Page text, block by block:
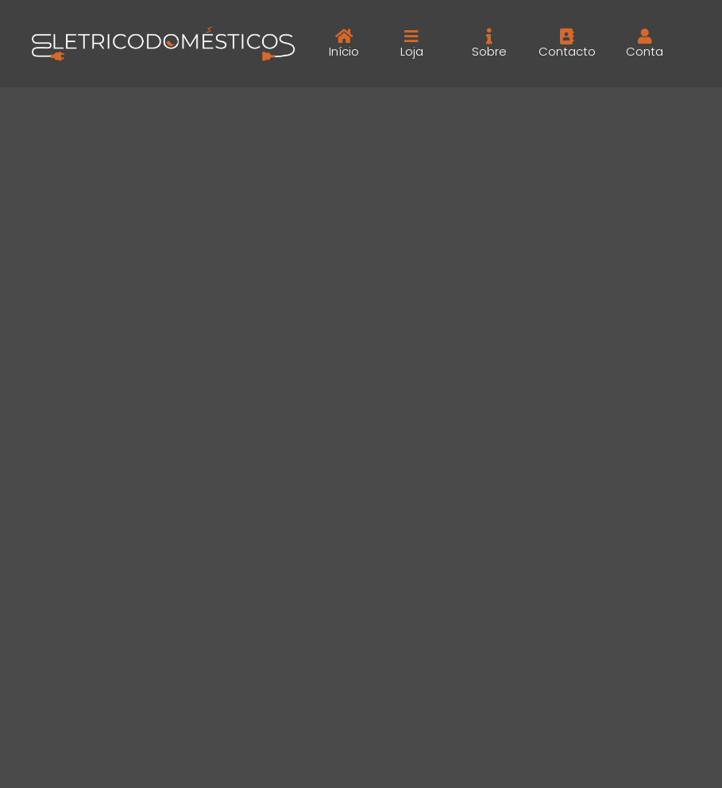
Início Loja Sobre Contacto Conta